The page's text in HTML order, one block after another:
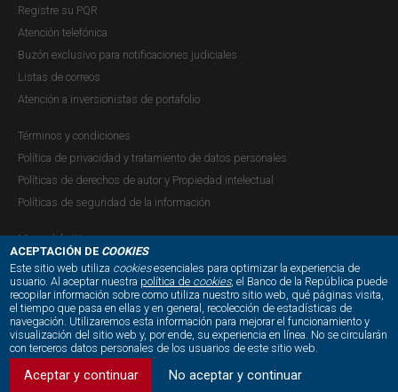
Presentación Informe de Política
Monetaria - Diciembre de 2015
Presentación del Informe de Política Monetaria
en Bogotá, a cargo de José Darío Uribe.
Monetaria - Septiembre de 2015
Publicación |VIERNES, 6 DE NOVIEMBRE DE 2015
Presentación del Informe de Política Monetaria realizada
en Bogotá, a cargo de José Darío Uribe.
ACEPTACIÓN DE COOKIES
Este sitio web utiliza cookiesesenciales para optimizar la experiencia de
usuario. Al aceptar nuestra política de cookies, el Banco de la República puede
recopilar información sobre como utiliza nuestro sitio web, qué páginas visita,
el tiempo que pasa en ellas y en general, recolección de estadísticas de
navegación. Utilizaremos esta información para mejorar el funcionamiento y
visualización del sitio web y, por ende, su experiencia en línea. No se circularán
con terceros datos personales de los usuarios de este sitio web.
Aceptar y continuar No aceptar y continuar
Registre su PQR
Atención telefónica
Buzón exclusivo para notificaciones judiciales
Listas de correos
Atención a inversionistas de portafolio
Términos y condiciones
Política de privacidad y tratamiento de datos personales
Políticas de derechos de autor y Propiedad intelectual
Políticas de seguridad de la información
Mapa del sitio
NUESTRAS REDES SOCIALES: